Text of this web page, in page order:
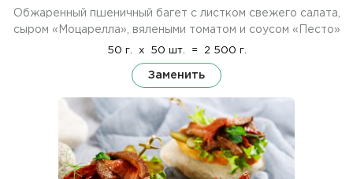
Обжаренный пшеничный багет с листком свежего салата,
сыром «Моцарелла», вялеными томатом и соусом «Песто»
50 г. x 50 шт. = 2 500 г.
Заменить